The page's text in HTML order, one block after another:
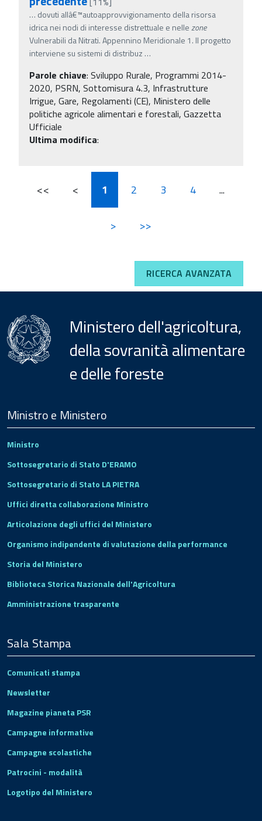
… dovuti allâ€™autoapprovvigionamento della risorsa
idrica nei nodi di interesse distrettuale e nellezone
Vulnerabili da Nitrati. Appennino Meridionale 1. Il progetto
interviene su sistemi di distribuz …
Parole chiave: Sviluppo Rurale, Programmi 2014-
2020, PSRN, Sottomisura 4.3, Infrastrutture
Irrigue, Gare, Regolamenti (CE), Ministero delle
politiche agricole alimentari e forestali, Gazzetta
Ufficiale
Ultima modifica:
<< < 1 2 3 4 ...
> >>
RICERCA AVANZATA
Ministero dell'agricoltura,
della sovranità alimentare
e delle foreste
Footer
Ministro e Ministero
Ministro
Sottosegretario di Stato D'ERAMO
Sottosegretario di Stato LA PIETRA
Uffici diretta collaborazione Ministro
Articolazione degli uffici del Ministero
Organismo indipendente di valutazione della performance
Storia del Ministero
Biblioteca Storica Nazionale dell'Agricoltura
Amministrazione trasparente
Sala Stampa
Comunicati stampa
Newsletter
Magazine pianeta PSR
Campagne informative
Campagne scolastiche
Patrocini - modalità
Logotipo del Ministero